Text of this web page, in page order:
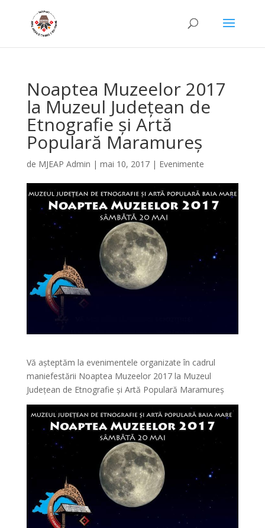
Noaptea Muzeelor 2017
la Muzeul Județean de
Etnografie și Artă
Populară Maramureș
de MJEAP Admin | mai 10, 2017| Evenimente
Vă aşteptăm la evenimentele organizate în cadrul
maniefestării Noaptea Muzeelor 2017 la Muzeul
Județean de Etnografie și Artă Populară Maramureș